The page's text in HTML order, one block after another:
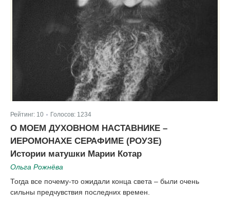
Рейтинг: 10 Голосов: 1234
О МОЕМ ДУХОВНОМ НАСТАВНИКЕ –
ИЕРОМОНАХЕ СЕРАФИМЕ (РОУЗЕ)
Истории матушки Марии Котар
Ольга Рожнёва
Тогда все почему-то ожидали конца света – были очень
сильны предчувствия последних времен.